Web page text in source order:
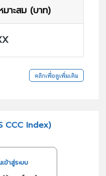
มาะสม (บาท)
คลิกเพื่อดูเพิ่มเติม
CCC Index)
ข้าสู่ระบบ